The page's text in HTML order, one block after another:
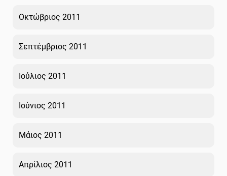
Οκτώβριος 2011
Σεπτέμβριος 2011
Ιούλιος 2011
Ιούνιος 2011
Μάιος 2011
Απρίλιος 2011